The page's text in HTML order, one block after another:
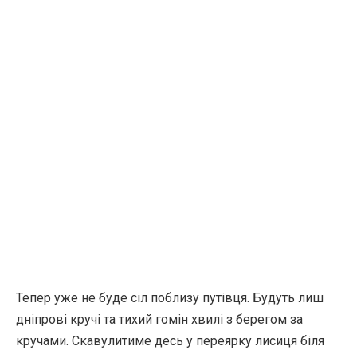
Тепер уже не буде сіл поблизу путівця. Будуть лиш
дніпрові кручі та тихий гомін хвилі з берегом за
кручами. Скавулитиме десь у переярку лисиця біля